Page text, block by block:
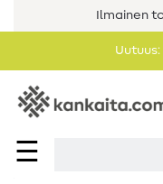
Ilmainen
☰